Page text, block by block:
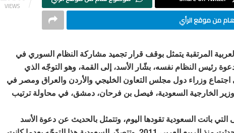
VIEWS
من موقع الرأي
المرتقبة يتمثل بوقف قرار تجميد مشاركة النظام السوري في
رئيس النظام نفسه، بشّار الأسد، إلى القمة، وهو التوجّه الذي
وزراء دول مجلس التعاون الخليجي والأردن والعراق ومصر في
الخارجية السعودية، فيصل بن فرحان، دمشق، في محاولة ترتيب
باتت السعودية تقودها اليوم، وتتمثل بالحديث عن دعوة الأسد